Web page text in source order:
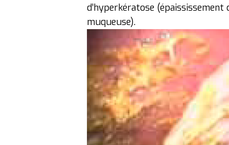
d’hyperkératose (épaississement
muqueuse).